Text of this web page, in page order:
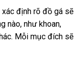
định rõ đồ gá sẽ
nào, như khoan,
Mỗi mục đích sẽ